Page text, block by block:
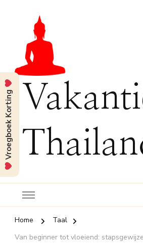
Home
Taal
Van beginner tot vloeiend:
Vroegboek Korting